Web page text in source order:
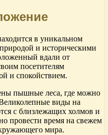
в уникальном
и историческими
вдали от
посетителям
и спокойствием.
пышные леса, где можно
виды на
с близлежащих холмов и
провести время на свежем
мира.